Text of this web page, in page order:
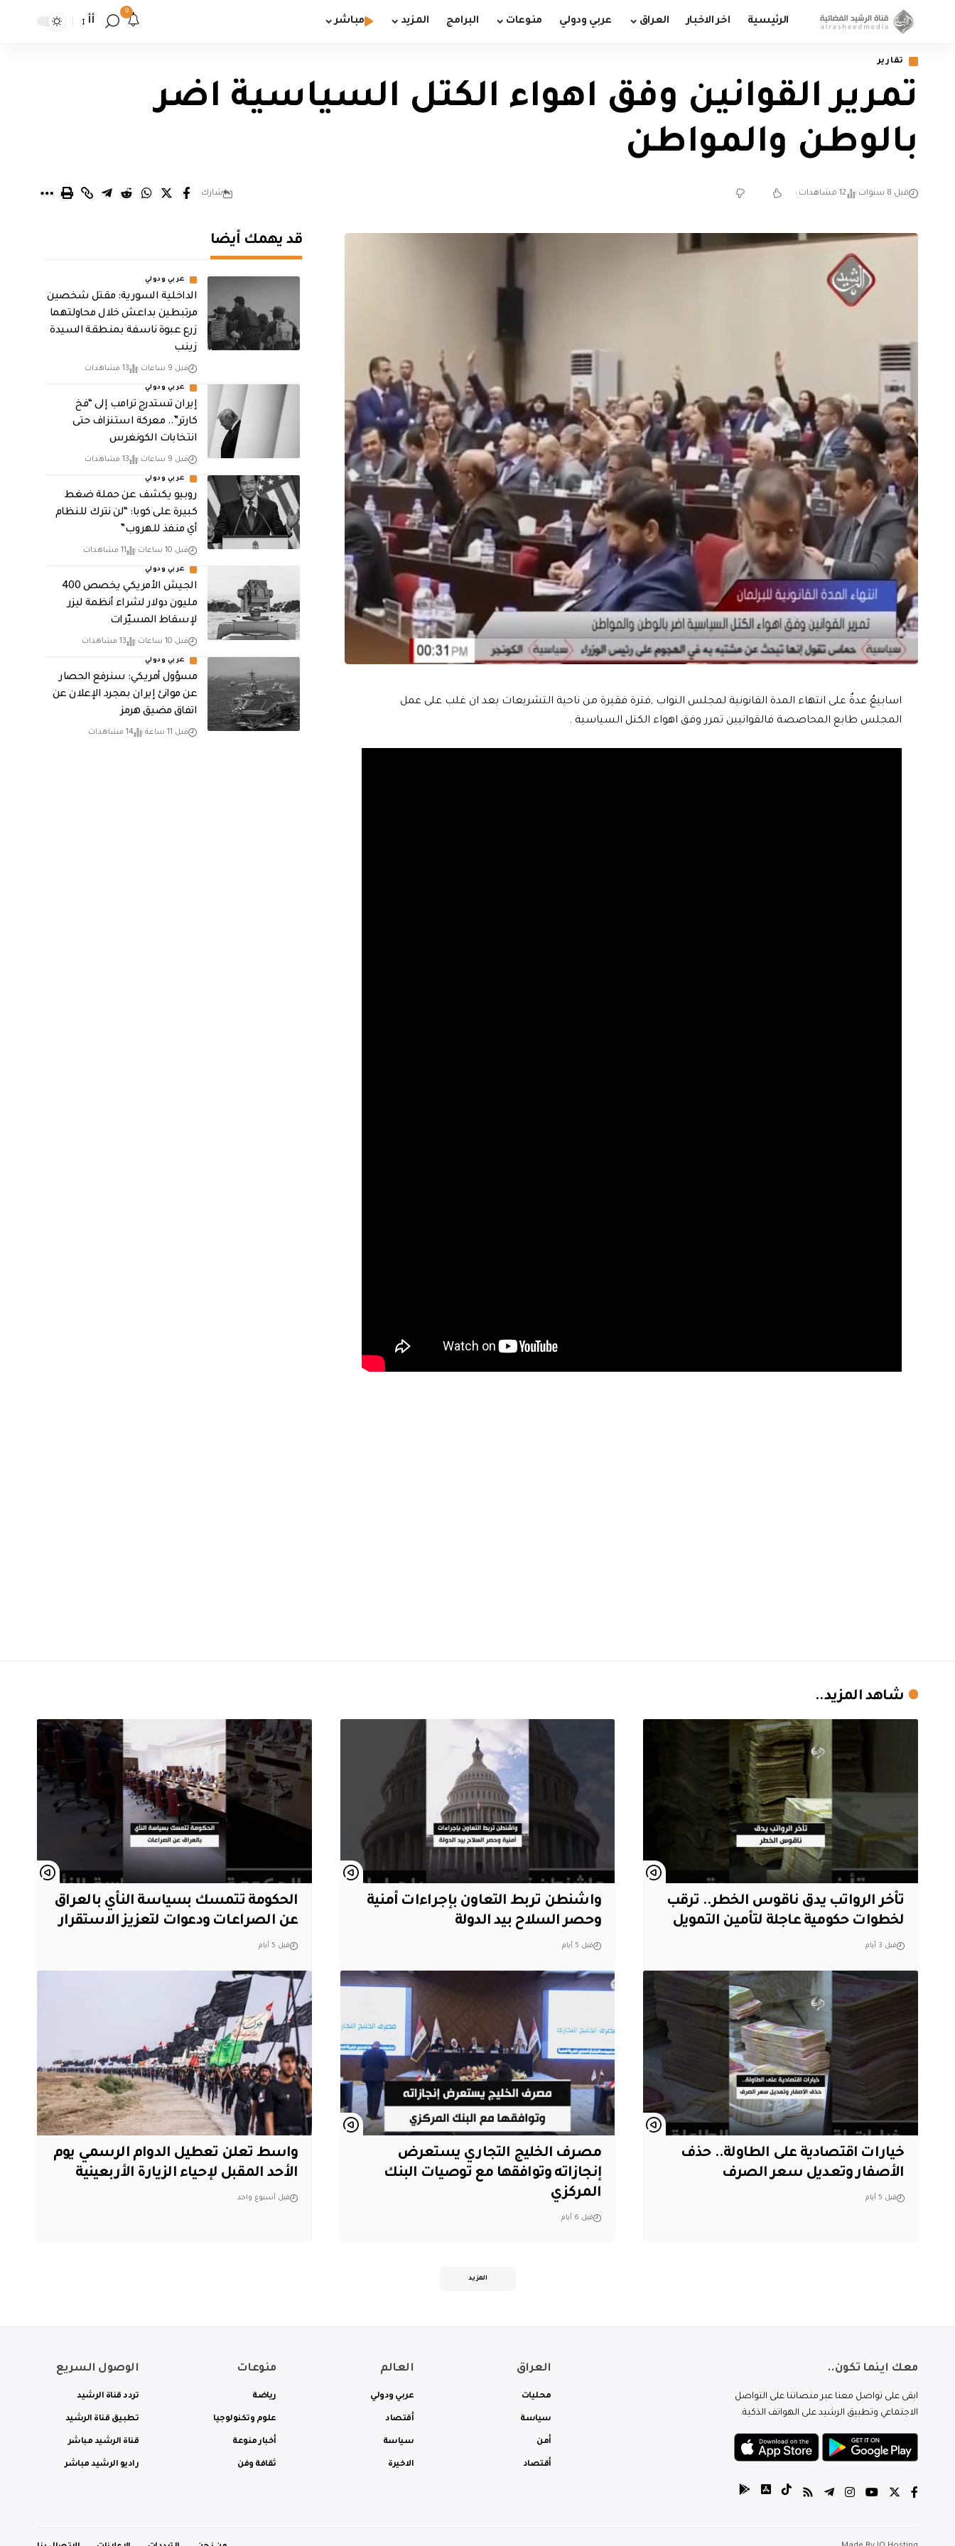
الرئيسية اخر الاخبار العراق عربي ودولي منوعات البرامج المزيد مباشر
9
أأ
تقارير
تمرير القوانين وفق اهواء الكتل السياسية اضر
بالوطن والمواطن
قبل 8 سنوات 12 مشاهدات شارك
اسابيعُ عدةٌ على انتهاء المدة القانونية لمجلس النواب ,فترة فقيرة من ناحية التشريعات بعد ان غلب على عمل
المجلس طابع المحاصصة فالقوانيين تمرر وفق اهواء الكتل السياسية .
قد يهمك أيضا
عربي ودولي
الداخلية السورية: مقتل شخصين
مرتبطين بداعش خلال محاولتهما
زرع عبوة ناسفة بمنطقة السيدة
زينب
قبل 9 ساعات 13 مشاهدات
عربي ودولي
إيران تستدرج ترامب إلى “فخ
كارتر”.. معركة استنزاف حتى
انتخابات الكونغرس
قبل 9 ساعات 13 مشاهدات
عربي ودولي
روبيو يكشف عن حملة ضغط
كبيرة على كوبا: “لن نترك للنظام
أي منفذ للهروب”
قبل 10 ساعات 11 مشاهدات
عربي ودولي
الجيش الأمريكي يخصص 400
مليون دولار لشراء أنظمة ليزر
لإسقاط المسيّرات
قبل 10 ساعات 13 مشاهدات
عربي ودولي
مسؤول أمريكي: سنرفع الحصار
عن موانئ إيران بمجرد الإعلان عن
اتفاق مضيق هرمز
قبل 11 ساعة 14 مشاهدات
شاهد المزيد..
تأخر الرواتب يدق ناقوس الخطر.. ترقب
لخطوات حكومية عاجلة لتأمين التمويل
قبل 3 أيام
واشنطن تربط التعاون بإجراءات أمنية
وحصر السلاح بيد الدولة
قبل 5 أيام
الحكومة تتمسك بسياسة النأي بالعراق
عن الصراعات ودعوات لتعزيز الاستقرار
قبل 5 أيام
خيارات اقتصادية على الطاولة.. حذف
الأصفار وتعديل سعر الصرف
قبل 5 أيام
مصرف الخليج التجاري يستعرض
إنجازاته وتوافقها مع توصيات البنك
المركزي
قبل 6 أيام
واسط تعلن تعطيل الدوام الرسمي يوم
الأحد المقبل لإحياء الزيارة الأربعينية
قبل أسبوع واحد
المزيد
معك اينما تكون..
ابقى على تواصل معنا عبر منصاتنا على التواصل
الاجتماعي وتطبيق الرشيد على الهواتف الذكية.
العراق
محليات
سياسة
أمن
أقتصاد
العالم
عربي ودولي
أقتصاد
سياسة
الاخيرة
منوعات
رياضة
علوم وتكنولوجيا
أخبار منوعة
ثقافة وفن
الوصول السريع
تردد قناة الرشيد
تطبيق قناة الرشيد
قناة الرشيد مباشر
راديو الرشيد مباشر